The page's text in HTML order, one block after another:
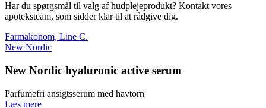
Har du spørgsmål til valg af hudplejeprodukt? Kontakt vores
apoteksteam, som sidder klar til at rådgive dig.
Farmakonom, Line C.
New Nordic
New Nordic hyaluronic active serum
Parfumefri ansigtsserum med havtorn
Læs mere